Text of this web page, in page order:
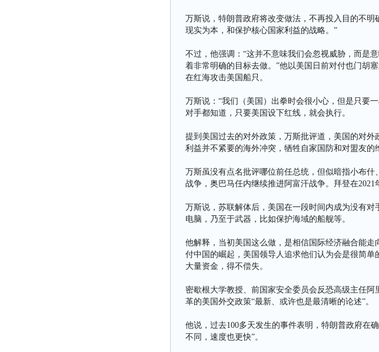
万斯说，特朗普政府将改变做法，不再投入目的不
现实为本，和保护核心国家利益的战略。”
不过，他强调：“这并不意味我们会忽视威胁，而是
着非常明确的目标去做。”他以美国日前对付也门胡
在红海攻击美国船只。
万斯说：“我们（美国）出拳时会很小心，但是只要
对手都知道，只要美国设下红线，就会执行。
提到美国过去的对外政策，万斯批评道，美国的对
利益并不紧要的海外冲突，牺牲自家国防和对盟友的
万斯虽没有点名批评哪位前任总统，但似暗指小布
战争，奥巴马任内继续推进阿富汗战争。拜登在
万斯说，苏联解体后，美国在一段时间内成为没有对
电脑，乃至于武器，比如保护海域的船舰等。
他解释，当初美国这么做，是相信国际经济融合能
付中国的崛起，美国领导人追求他们认为会是很简
大量资金，得不偿失。
密歇根大学教授、前国家安全委员会反恐高级主任
革的美国外交政策“最新、或许也是最清晰的论述”。
他说，过去100多天发生的事件表明，特朗普政府在
不同，速度也更快”。